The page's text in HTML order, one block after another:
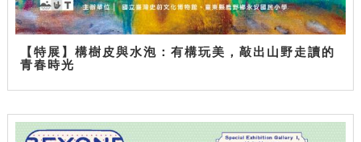
【特展】構樹皮與水泡：有構玩美，敲出山野走讀的
青春時光